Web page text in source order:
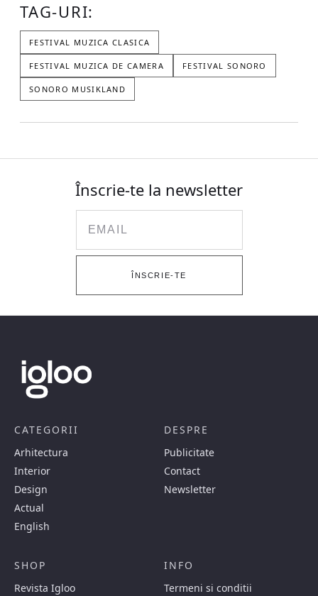
TAG-URI:
FESTIVAL MUZICA CLASICA
FESTIVAL MUZICA DE CAMERA FESTIVAL SONORO
SONORO MUSIKLAND
Înscrie-te la newsletter
ÎNSCRIE-TE
CATEGORII
Arhitectura
Interior
Design
Actual
English
DESPRE
Publicitate
Contact
Newsletter
SHOP
Revista Igloo
INFO
Termeni si conditii